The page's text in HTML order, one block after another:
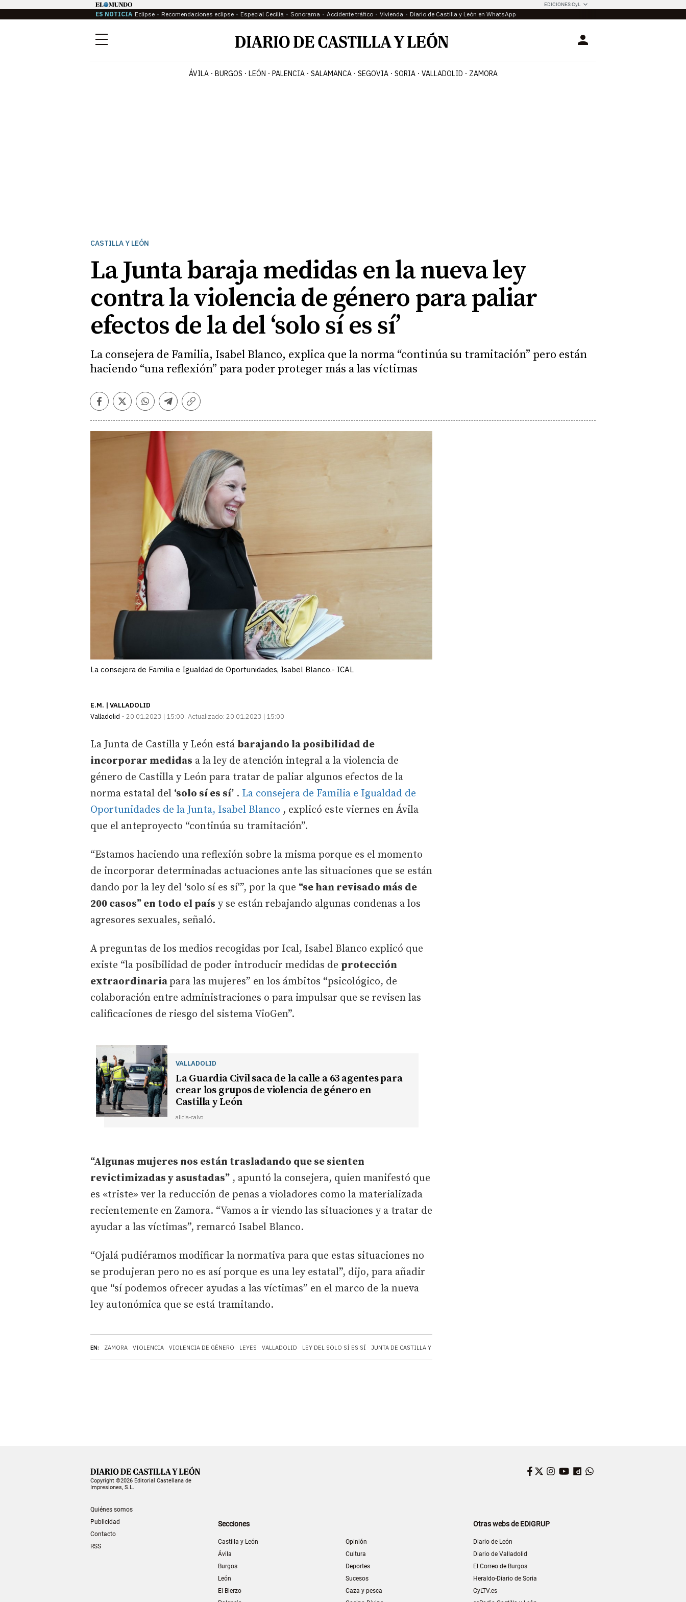
EDICIONES CyL
ES NOTICIA Eclipse Recomendaciones eclipse Especial Cecilia Sonorama Accidente tráfico Vivienda Diario de Castilla y León en WhatsApp
Menú Login
ÁVILA BURGOS LEÓN PALENCIA SALAMANCA SEGOVIA SORIA VALLADOLID ZAMORA
CASTILLA Y LEÓN
La Junta baraja medidas en la nueva ley
contra la violencia de género para paliar
efectos de la del ‘solo sí es sí’
La consejera de Familia, Isabel Blanco, explica que la norma “continúa su tramitación” pero están
haciendo “una reflexión” para poder proteger más a las víctimas
Facebook
TwitterWhatsapp
Telegram
Copiar
La consejera de Familia e Igualdad de Oportunidades, Isabel Blanco.- ICAL
E.M. | VALLADOLID
Valladolid
20.01.2023 | 15:00 Actualizado: 20.01.2023 | 15:00
EN: ZAMORA VIOLENCIA VIOLENCIA DE GÉNERO LEYES VALLADOLID LEY DEL SOLO SÍ ES SÍ JUNTA DE CASTILLA Y LEÓN
La Junta de Castilla y León está barajando la posibilidad de
incorporar medidas a la ley de atención integral a la violencia de
género de Castilla y León para tratar de paliar algunos efectos de la
norma estatal del ‘solo sí es sí’ . La consejera de Familia e Igualdad de
Oportunidades de la Junta, Isabel Blanco , explicó este viernes en Ávila
que el anteproyecto “continúa su tramitación”.
“Estamos haciendo una reflexión sobre la misma porque es el momento
de incorporar determinadas actuaciones ante las situaciones que se están
dando por la ley del ‘solo sí es sí'”, por la que “se han revisado más de
200 casos” en todo el país y se están rebajando algunas condenas a los
agresores sexuales, señaló.
A preguntas de los medios recogidas por Ical, Isabel Blanco explicó que
existe “la posibilidad de poder introducir medidas de protección
extraordinariapara las mujeres” en los ámbitos “psicológico, de
colaboración entre administraciones o para impulsar que se revisen las
calificaciones de riesgo del sistema VioGen”.
VALLADOLID
La Guardia Civil saca de la calle a 63 agentes para
crear los grupos de violencia de género en
Castilla y León
alicia-calvo
“Algunas mujeres nos están trasladando que se sienten
revictimizadas y asustadas” , apuntó la consejera, quien manifestó que
es «triste» ver la reducción de penas a violadores como la materializada
recientemente en Zamora. “Vamos a ir viendo las situaciones y a tratar de
ayudar a las víctimas”, remarcó Isabel Blanco.
“Ojalá pudiéramos modificar la normativa para que estas situaciones no
se produjeran pero no es así porque es una ley estatal”, dijo, para añadir
que “sí podemos ofrecer ayudas a las víctimas” en el marco de la nueva
ley autonómica que se está tramitando.
Copyright ©2026 Editorial Castellana de
Impresiones, S.L.
Quiénes somos
Publicidad
Contacto
RSS
Facebook
Twitter
Instagram
YouTube
Dailymotion
Secciones
Castilla y León
Ávila
Burgos
León
El Bierzo
Opinión
Cultura
Deportes
Sucesos
Caza y pesca
Otras webs de EDIGRUP
Diario de León
Diario de Valladolid
El Correo de Burgos
Heraldo-Diario de Soria
CyLTV.es